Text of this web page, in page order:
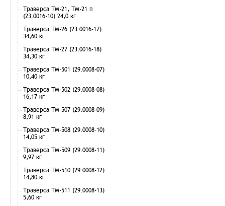
Траверса ТМ-21, ТМ-21 п
(23.0016-10) 24,0 кг
Траверса ТМ-26 (23.0016-17)
34,60 кг
Траверса ТМ-27 (23.0016-18)
34,30 кг
Траверса ТМ-501 (29.0008-07)
10,40 кг
Траверса ТМ-502 (29.0008-08)
16,17 кг
Траверса ТМ-507 (29.0008-09)
8,91 кг
Траверса ТМ-508 (29.0008-10)
14,05 кг
Траверса ТМ-509 (29.0008-11)
9,97 кг
Траверса ТМ-510 (29.0008-12)
14,80 кг
Траверса ТМ-511 (29.0008-13)
5,60 кг